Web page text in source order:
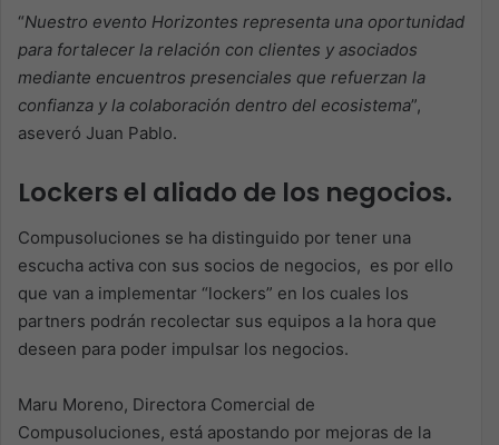
“Nuestro evento Horizontes representa una oportunidad
para fortalecer la relación con clientes y asociados
mediante encuentros presenciales que refuerzan la
confianza y la colaboración dentro del ecosistema”,
aseveró Juan Pablo.
Lockers el aliado de los negocios.
Compusoluciones se ha distinguido por tener una
escucha activa con sus socios de negocios, es por ello
que van a implementar “lockers” en los cuales los
partners podrán recolectar sus equipos a la hora que
deseen para poder impulsar los negocios.
Maru Moreno, Directora Comercial de
Compusoluciones, está apostando por mejoras de la